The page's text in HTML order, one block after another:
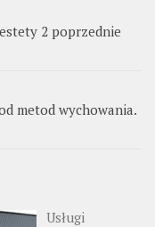
2 poprzednie
metod wychowania.
Usługi